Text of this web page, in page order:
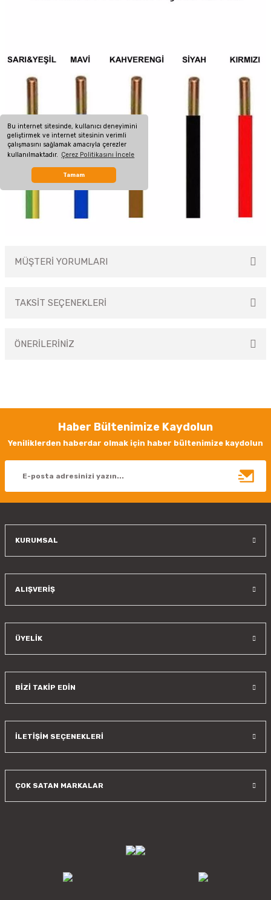
Bu internet sitesinde, kullanıcı deneyimini
geliştirmek ve internet sitesinin verimli
çalışmasını sağlamak amacıyla çerezler
kullanılmaktadır. Çerez Politikasını İncele
Tamam
MÜŞTERİ YORUMLARI
TAKSİT SEÇENEKLERİ
ÖNERİLERİNİZ
Görüş ve önerileriniz için teşekkür ederiz.
Ürün resmi kalitesiz, bozuk veya görüntülenemiyor.
Ürün bilgilerinde hatalar bulunuyor.
Haber Bültenimize Kaydolun
Yeniliklerden haberdar olmak için haber bültenimize kaydolun
KURUMSAL
ALIŞVERİŞ
ÜYELİK
BİZİ TAKİP EDİN
İLETİŞİM SEÇENEKLERİ
ÇOK SATAN MARKALAR